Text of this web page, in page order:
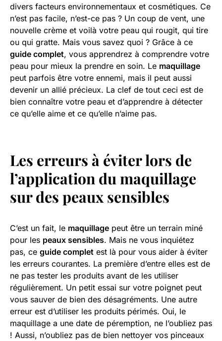
divers facteurs environnementaux et cosmétiques. Ce
n’est pas facile, n’est-ce pas ? Un coup de vent, une
nouvelle crème et voilà votre peau qui rougit, qui tire
ou qui gratte. Mais vous savez quoi ? Grâce à ce
guide complet, vous apprendrez à comprendre votre
peau pour mieux la prendre en soin. Le maquillage
peut parfois être votre ennemi, mais il peut aussi
devenir un allié précieux. La clef de tout ceci est de
bien connaître votre peau et d’apprendre à détecter
ce qu’elle aime et ce qu’elle n’aime pas.
Les erreurs à éviter lors de
l’application du maquillage
sur des peaux sensibles
C’est un fait, le maquillage peut être un terrain miné
pour les peaux sensibles. Mais ne vous inquiétez
pas, ce guide complet est là pour vous aider à éviter
les erreurs courantes. La première d’entre elles est de
ne pas tester les produits avant de les utiliser
régulièrement. Un petit essai sur votre poignet peut
vous sauver de bien des désagréments. Une autre
erreur est d’utiliser les produits périmés. Oui, le
maquillage a une date de péremption, ne l’oubliez pas
! Aussi, n’oubliez pas de bien nettoyer vos pinceaux